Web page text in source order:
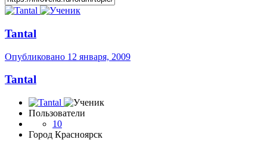
Tantal
Опубликовано 12 января, 2009
Tantal
Пользователи
10
Город Красноярск